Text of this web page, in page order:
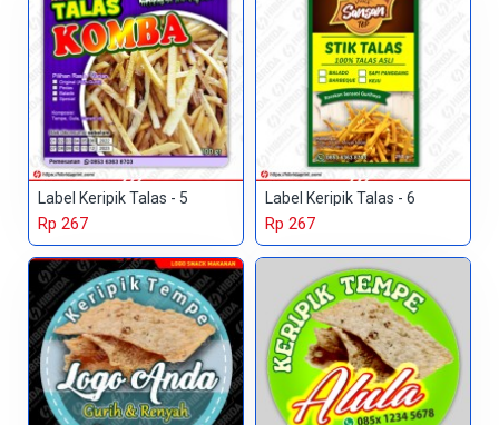
Label Keripik Talas - 5
Rp 267
Label Keripik Talas - 6
Rp 267